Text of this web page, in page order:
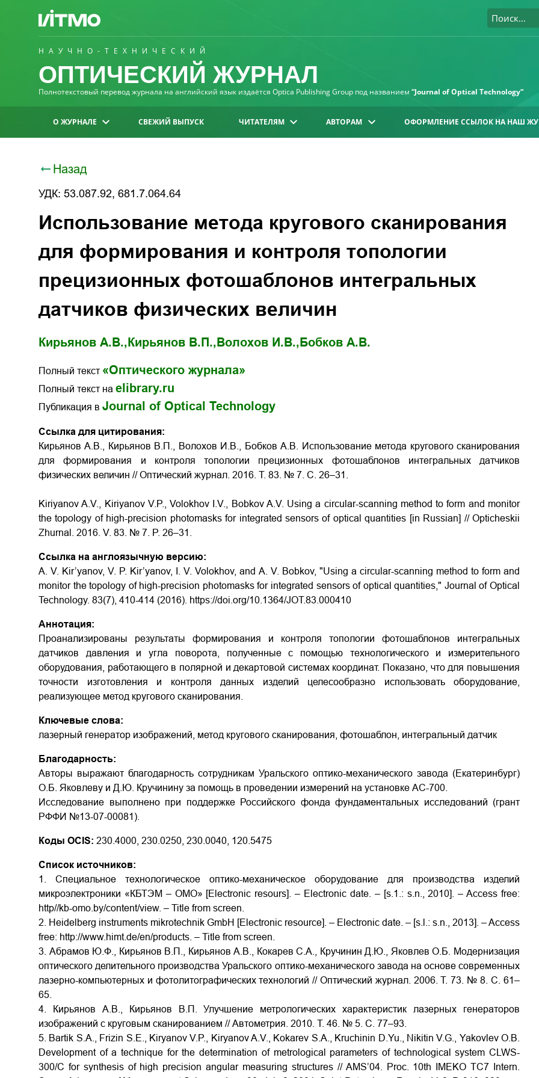
НАУЧНО-ТЕХНИЧЕСКИЙ
ОПТИЧЕСКИЙ ЖУРНАЛ
Полнотекстовый перевод журнала на английский язык издаётся Optica Publishing Group под названием “Journal of Optical Technology“
О ЖУРНАЛЕ СВЕЖИЙ ВЫПУСК ЧИТАТЕЛЯМ АВТОРАМ ОФОРМЛЕНИЕ ССЫЛОК НА НАШ
Назад
УДК: 53.087.92, 681.7.064.64
Использование метода кругового сканирования
для формирования и контроля топологии
прецизионных фотошаблонов интегральных
датчиков физических величин
Кирьянов А.В., Кирьянов В.П., Волохов И.В., Бобков А.В.
Полный текст «Оптического журнала»
Полный текст на elibrary.ru
Публикация в Journal of Optical Technology
Ссылка для цитирования:
Кирьянов А.В., Кирьянов В.П., Волохов И.В., Бобков А.В. Использование метода кругового сканирования
для формирования и контроля топологии прецизионных фотошаблонов интегральных датчиков
физических величин // Оптический журнал. 2016. Т. 83. № 7. С. 26–31.
Kiriyanov A.V., Kiriyanov V.P., Volokhov I.V., Bobkov A.V. Using a circular-scanning method to form and monitor
the topology of high-precision photomasks for integrated sensors of optical quantities [in Russian] // Opticheskii
Zhurnal. 2016. V. 83. № 7. P. 26–31.
Ссылка на англоязычную версию:
A. V. Kir’yanov, V. P. Kir’yanov, I. V. Volokhov, and A. V. Bobkov, "Using a circular-scanning method to form and
monitor the topology of high-precision photomasks for integrated sensors of optical quantities," Journal of Optical
Technology. 83(7), 410-414 (2016). https://doi.org/10.1364/JOT.83.000410
Аннотация:
Проанализированы результаты формирования и контроля топологии фотошаблонов интегральных
датчиков давления и угла поворота, полученные с помощью технологического и измерительного
оборудования, работающего в полярной и декартовой системах координат. Показано, что для повышения
точности изготовления и контроля данных изделий целесообразно использовать оборудование,
реализующее метод кругового сканирования.
Ключевые слова:
лазерный генератор изображений, метод кругового сканирования, фотошаблон, интегральный датчик
Благодарность:
Авторы выражают благодарность сотрудникам Уральского оптико-механического завода (Екатеринбург)
О.Б. Яковлеву и Д.Ю. Кручинину за помощь в проведении измерений на установке АС-700.
Исследование выполнено при поддержке Российского фонда фундаментальных исследований (грант
РФФИ №13-07-00081).
Коды OCIS: 230.4000, 230.0250, 230.0040, 120.5475
Список источников:
1. Специальное технологическое оптико-механическое оборудование для производства изделий
микроэлектроники «КБТЭМ – ОМО» [Electronic resours]. – Electronic date. – [s.1.: s.n., 2010]. – Access free:
http//kb-omo.by/content/view. – Title from screen.
2. Heidelberg instruments mikrotechnik GmbH [Electronic resource]. – Electronic date. – [s.l.: s.n., 2013]. – Access
free: http://www.himt.de/en/products. – Title from screen.
3. Абрамов Ю.Ф., Кирьянов В.П., Кирьянов А.В., Кокарев С.А., Кручинин Д.Ю., Яковлев О.Б. Модернизация
оптического делительного производства Уральского оптико-механического завода на основе современных
лазерно-компьютерных и фотолитографических технологий // Оптический журнал. 2006. Т. 73. № 8. C. 61–
65.
4. Кирьянов А.В., Кирьянов В.П. Улучшение метрологических характеристик лазерных генераторов
изображений с круговым сканированием // Автометрия. 2010. Т. 46. № 5. С. 77–93.
5. Bartik S.A., Frizin S.E., Kiryanov V.P., Kiryanov A.V., Kokarev S.A., Kruchinin D.Yu., Nikitin V.G., Yakovlev O.B.
Development of a technique for the determination of metrological parameters of technological system CLWS-
300/C for synthesis of high precision angular measuring structures // AMS’04. Proc. 10th IMEKO TC7 Intern.